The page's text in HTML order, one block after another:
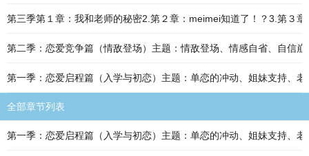
第三季第１章：我和老师的秘密2.第２章：meimei知道了！？3.第３
第二季：恋爱竞争篇（情敌登场）主题：情敌登场、情感自省、自信
第一季：恋爱启程篇（入学与初恋）主题：单恋的冲动、姐妹支持、
全部章节列表
第一季：恋爱启程篇（入学与初恋）主题：单恋的冲动、姐妹支持、